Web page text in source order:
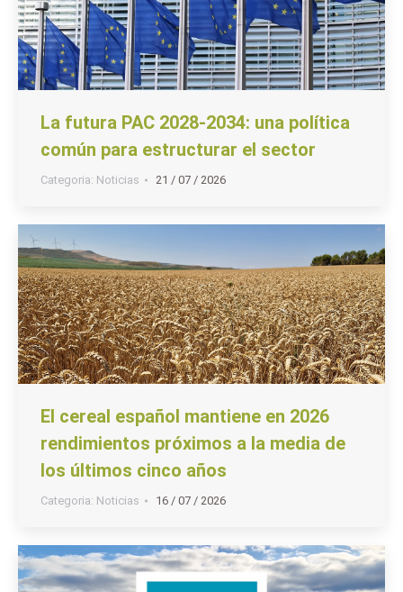
La futura PAC 2028-2034: una política
común para estructurar el sector
Categoria: Noticias 21 / 07 / 2026
El cereal español mantiene en 2026
rendimientos próximos a la media de
los últimos cinco años
Categoria: Noticias 16 / 07 / 2026